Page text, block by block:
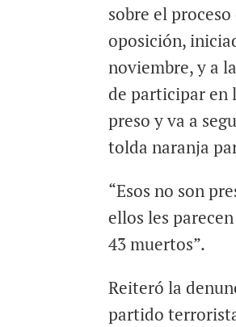
sobre el
oposición,
noviembre, y a
de participar en
preso y va a
tolda naranja
“Esos no son
ellos les
43 muertos”.
Reiteró la
partido